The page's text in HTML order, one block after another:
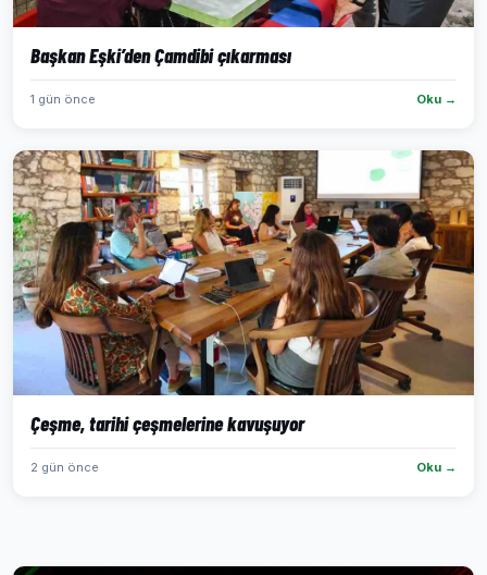
Başkan Eşki’den Çamdibi çıkarması
1 gün önce Oku →
Çeşme, tarihi çeşmelerine kavuşuyor
2 gün önce Oku →